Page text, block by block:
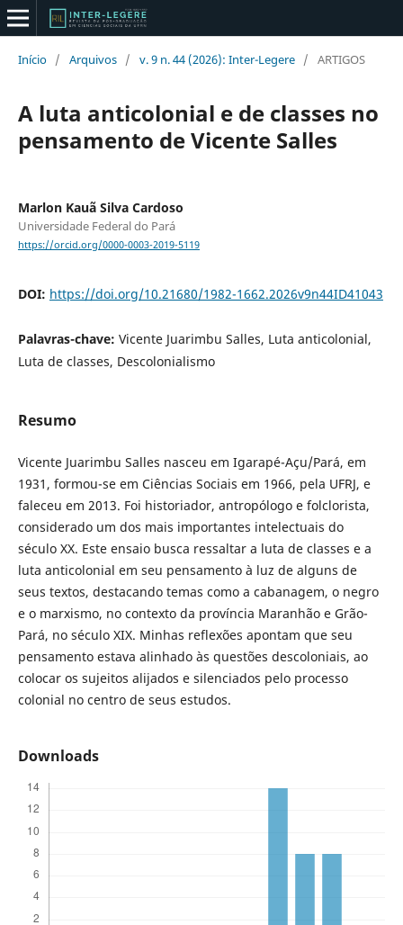
Início / Arquivos / v. 9 n. 44 (2026): Inter-Legere / ARTIGOS
A luta anticolonial e de classes no
pensamento de Vicente Salles
Marlon Kauã Silva Cardoso
Universidade Federal do Pará
https://orcid.org/0000-0003-2019-5119
DOI: https://doi.org/10.21680/1982-1662.2026v9n44ID41043
Palavras-chave: Vicente Juarimbu Salles, Luta anticolonial,
Luta de classes, Descolonialismo
Resumo
Vicente Juarimbu Salles nasceu em Igarapé-Açu/Pará, em
1931, formou-se em Ciências Sociais em 1966, pela UFRJ, e
faleceu em 2013. Foi historiador, antropólogo e folclorista,
considerado um dos mais importantes intelectuais do
século XX. Este ensaio busca ressaltar a luta de classes e a
luta anticolonial em seu pensamento à luz de alguns de
seus textos, destacando temas como a cabanagem, o negro
e o marxismo, no contexto da província Maranhão e Grão-
Pará, no século XIX. Minhas reflexões apontam que seu
pensamento estava alinhado às questões descoloniais, ao
colocar os sujeitos alijados e silenciados pelo processo
colonial no centro de seus estudos.
Downloads